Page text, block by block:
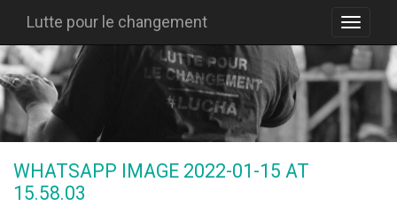
Lutte pour le changement
WHATSAPP IMAGE 2022-01-15 AT
15.58.03